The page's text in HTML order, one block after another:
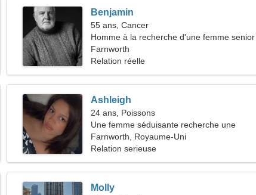
Benjamin
55 ans, Cancer
Homme à la recherche d'une femme senior
Farnworth
Relation réelle
Ashleigh
24 ans, Poissons
Une femme séduisante recherche une
relation passionnée
Farnworth, Royaume-Uni
Relation serieuse
Molly